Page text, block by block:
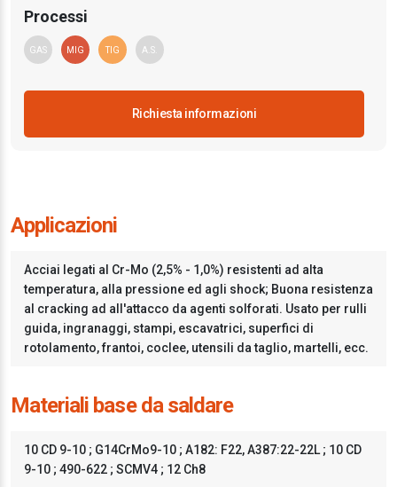
Processi
GAS MIG TIG A.S.
Richiesta informazioni
Applicazioni
Acciai legati al Cr-Mo (2,5% - 1,0%) resistenti ad alta
temperatura, alla pressione ed agli shock; Buona resistenza
al cracking ad all'attacco da agenti solforati. Usato per rulli
guida, ingranaggi, stampi, escavatrici, superfici di
rotolamento, frantoi, coclee, utensili da taglio, martelli, ecc.
Materiali base da saldare
10 CD 9-10 ; G14CrMo9-10 ; A182: F22, A387:22-22L ; 10 CD
9-10 ; 490-622 ; SCMV4 ; 12 Ch8